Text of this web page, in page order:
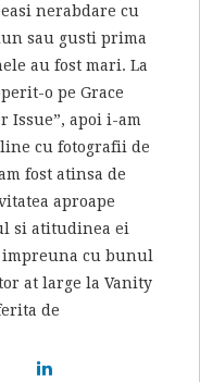
nerabdare cu
sau gusti prima
au fost mari. La
o pe Grace
Issue”, apoi i-am
cu fotografii de
fost atinsa de
aproape
si atitudinea ei
cu bunul
at large la Vanity
de